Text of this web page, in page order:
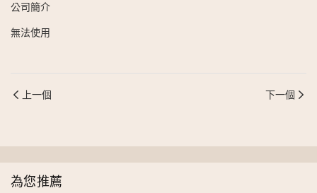
公司簡介
無法使用
上一個 下一個
為您推薦